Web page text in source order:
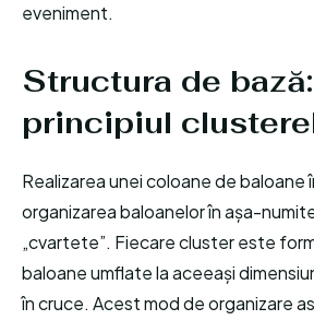
eveniment.
Structura de bază:
principiul
Realizarea unei coloane de baloane
organizarea baloanelor în așa-
„cvartete”. Fiecare cluster este
baloane umflate la aceeași
în cruce. Acest mod de organizare